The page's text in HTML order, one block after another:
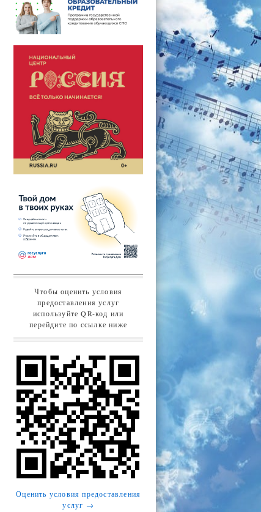
Чтобы оценить условия
предоставления услуг
используйте QR-код или
перейдите по ссылке ниже
Оценить условия предоставления
услуг →